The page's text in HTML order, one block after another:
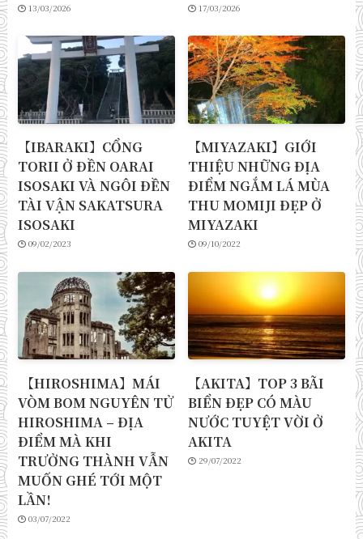
13/03/2026 17/03/2026
【IBARAKI】CỔNG
TORII Ở ĐỀN OARAI
ISOSAKI VÀ NGÔI ĐỀN
TÀI VẬN SAKATSURA
ISOSAKI
09/02/2023
【MIYAZAKI】GIỚI
THIỆU NHỮNG ĐỊA
ĐIỂM NGẮM LÁ MÙA
THU MOMIJI ĐẸP Ở
MIYAZAKI
09/10/2022
【HIROSHIMA】MÁI
VÒM BOM NGUYÊN TỬ
HIROSHIMA – ĐỊA
ĐIỂM MÀ KHI
TRƯỞNG THÀNH VẪN
MUỐN GHÉ TỚI MỘT
LẦN!
03/07/2022
【AKITA】TOP 3 BÃI
BIỂN ĐẸP CÓ MÀU
NƯỚC TUYỆT VỜI Ở
AKITA
29/07/2022